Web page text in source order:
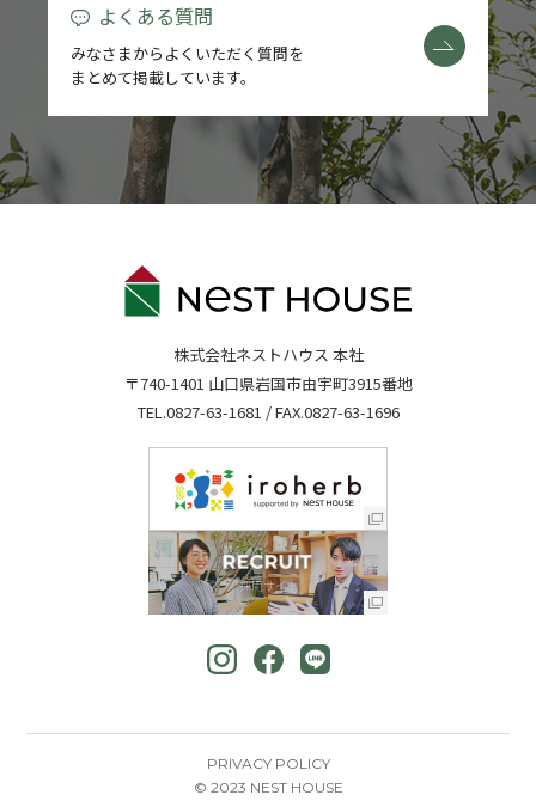
モデルハウス来場予約
リフォームのお問い合わせ
よくある質問
みなさまからよくいただく質問を
まとめて掲載しています。
株式会社ネストハウス 本社
〒740-1401 山口県岩国市由宇町3915番地
TEL.0827-63-1681 / FAX.0827-63-1696
PRIVACY POLICY
© 2023 NEST HOUSE